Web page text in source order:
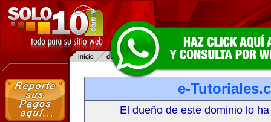
e-
El dueño de este dominio lo